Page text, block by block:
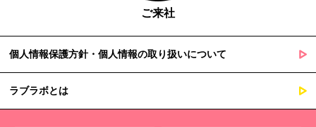
ご来社
個人情報保護方針・個人情報の取り扱いについて
ラブラボとは